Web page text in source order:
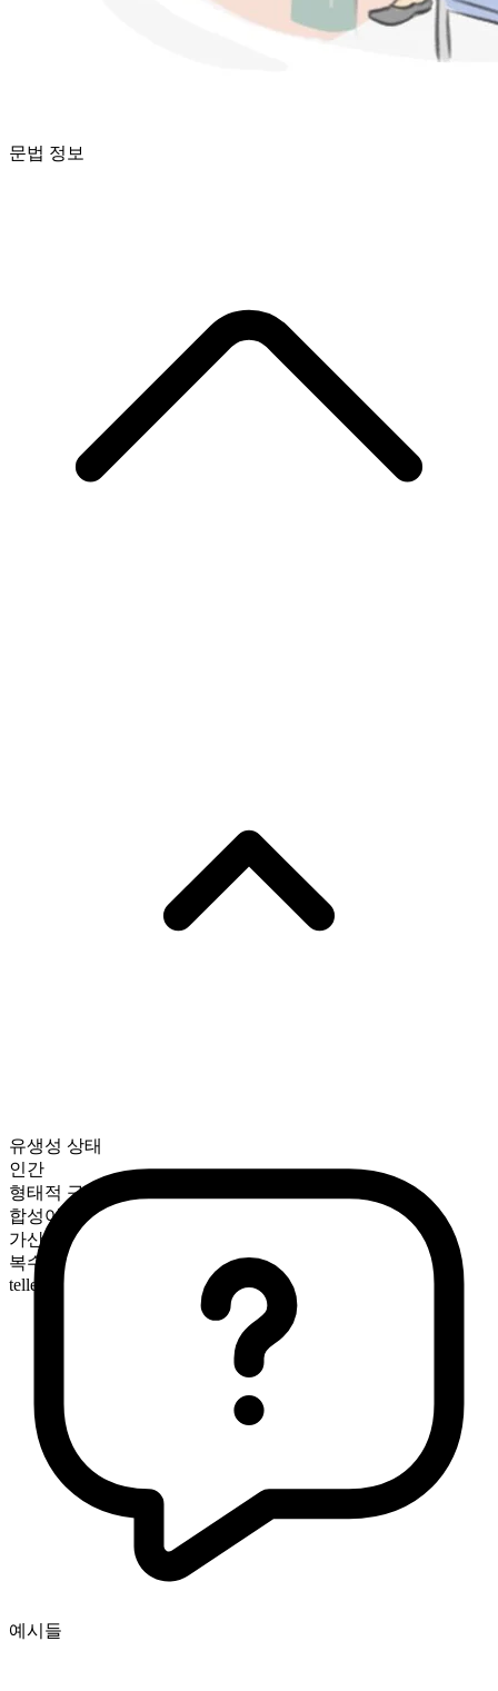
문법 정보
유생성 상태
인간
형태적 구성
합성어
가산
복수형
tellers
예시들